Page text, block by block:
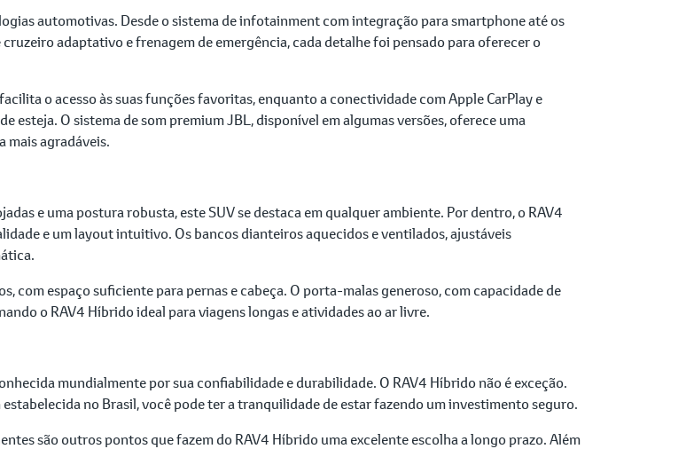
automotivas. Desde o sistema de infotainment com integração para smartphone até os
adaptativo e frenagem de emergência, cada detalhe foi pensado para oferecer o
o acesso às suas funções favoritas, enquanto a conectividade com Apple CarPlay e
O sistema de som premium JBL, disponível em algumas versões, oferece uma
mais agradáveis.
e uma postura robusta, este SUV se destaca em qualquer ambiente. Por dentro, o RAV4
e um layout intuitivo. Os bancos dianteiros aquecidos e ventilados, ajustáveis
com espaço suficiente para pernas e cabeça. O porta-malas generoso, com capacidade de
o RAV4 Híbrido ideal para viagens longas e atividades ao ar livre.
mundialmente por sua confiabilidade e durabilidade. O RAV4 Híbrido não é exceção.
no Brasil, você pode ter a tranquilidade de estar fazendo um investimento seguro.
são outros pontos que fazem do RAV4 Híbrido uma excelente escolha a longo prazo. Além